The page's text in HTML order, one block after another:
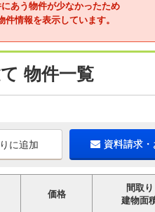
あう物件が少なかったため
情報を表示しています。
物件一覧
に追加 資料請求
価格
間取り
建物面